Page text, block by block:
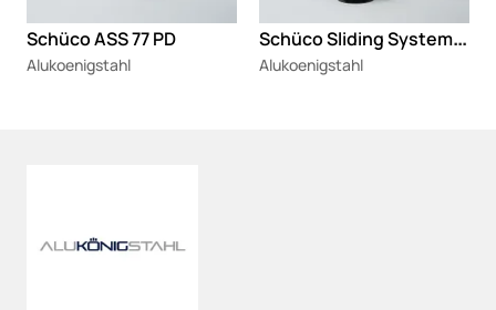
Schüco ASS 77 PD
Alukoenigstahl
S
chüco Sliding System ASE 60 Perfect
Alukoenigstahl